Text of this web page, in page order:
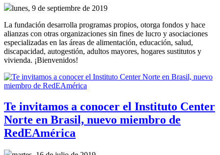
lunes, 9 de septiembre de 2019
La fundación desarrolla programas propios, otorga fondos y hace
alianzas con otras organizaciones sin fines de lucro y asociaciones
especializadas en las áreas de alimentación, educación, salud,
discapacidad, autogestión, adultos mayores, hogares sustitutos y
vivienda. ¡Bienvenidos!
Te invitamos a conocer el Instituto Center
Norte en Brasil, nuevo miembro de
RedEAmérica